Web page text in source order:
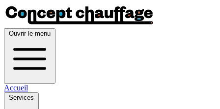
Ouvrir le menu
Accueil
Services